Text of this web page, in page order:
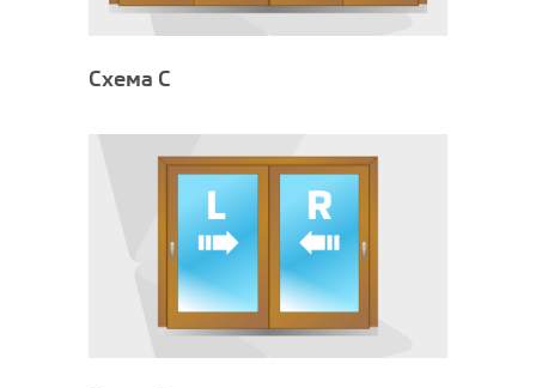
Схема C